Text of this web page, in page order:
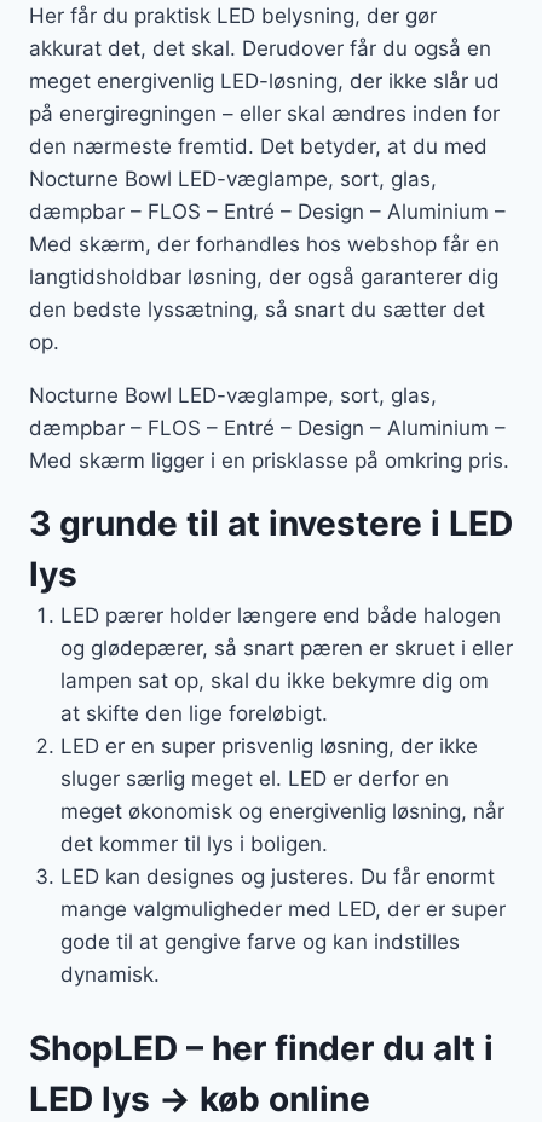
Her får du praktisk LED belysning, der gør
akkurat det, det skal. Derudover får du også en
meget energivenlig LED-løsning, der ikke slår ud
på energiregningen – eller skal ændres inden for
den nærmeste fremtid. Det betyder, at du med
Nocturne Bowl LED-væglampe, sort, glas,
dæmpbar – FLOS – Entré – Design – Aluminium –
Med skærm, der forhandles hos webshop får en
langtidsholdbar løsning, der også garanterer dig
den bedste lyssætning, så snart du sætter det
op.
Nocturne Bowl LED-væglampe, sort, glas,
dæmpbar – FLOS – Entré – Design – Aluminium –
Med skærm ligger i en prisklasse på omkring pris.
3 grunde til at investere i LED
lys
LED pærer holder længere end både halogen
og glødepærer, så snart pæren er skruet i eller
lampen sat op, skal du ikke bekymre dig om
at skifte den lige foreløbigt.
LED er en super prisvenlig løsning, der ikke
sluger særlig meget el. LED er derfor en
meget økonomisk og energivenlig løsning, når
det kommer til lys i boligen.
LED kan designes og justeres. Du får enormt
mange valgmuligheder med LED, der er super
gode til at gengive farve og kan indstilles
dynamisk.
ShopLED – her finder du alt i
LED lys → køb online